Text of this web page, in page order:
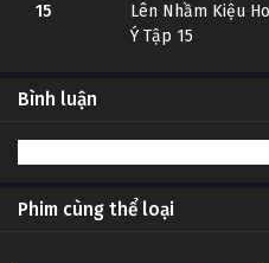
15
Lên Nhầm Kiệu
Ý Tập 15
14
13
Lên Nhầm Kiệu
Ý Tập 13
Bình luận
Phim cùng thể loại